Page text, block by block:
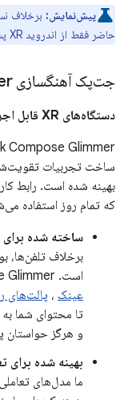
پیش‌نمایش:
حاضر فقط از اندروید XR پشتیبانی می‌کند.
جت‌پک آهنگسازی Glimmer
دستگاه‌های XR قابل اجرا
بهینه شده است. رابط
که تمام روز استفاده
ساخته شده برای
برخلاف
است. Jetpack Compose Glimmer
عینک ، پالت‌های
تا محتوای شما
و هرگز حواستان
بهینه شده
ما مدل‌های